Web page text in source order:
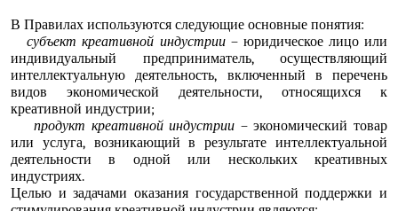
В Правилах используются следующие основные понятия:
субъект креативной индустрии– юридическое лицо или
индивидуальный предприниматель, осуществляющий
интеллектуальную деятельность, включенный в перечень
видов экономической деятельности, относящихся к
креативной индустрии;
продукт креативной индустрии – экономический товар
или услуга, возникающий в результате интеллектуальной
деятельности в одной или нескольких креативных
индустриях.
Целью и задачами оказания государственной поддержки и